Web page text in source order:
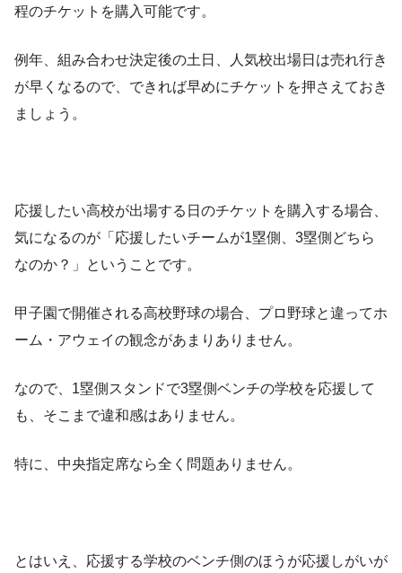
程のチケットを購入可能です。
例年、組み合わせ決定後の土日、人気校出場日は売れ行き
が早くなるので、できれば早めにチケットを押さえておき
ましょう。
応援したい高校が出場する日のチケットを購入する場合、
気になるのが「応援したいチームが1塁側、3塁側どちら
なのか？」ということです。
甲子園で開催される高校野球の場合、プロ野球と違ってホ
ーム・アウェイの観念があまりありません。
なので、1塁側スタンドで3塁側ベンチの学校を応援して
も、そこまで違和感はありません。
特に、中央指定席なら全く問題ありません。
とはいえ、応援する学校のベンチ側のほうが応援しがいが